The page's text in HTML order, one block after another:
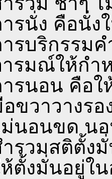
รนั่ง คือนั่ง
รบริกรรม
ารมณ์ให้กำ
รนอน คือใ
ขวาวางร
นอนขด น
รวมสติตั้ง
ตั้งมั่นอยู่ใ